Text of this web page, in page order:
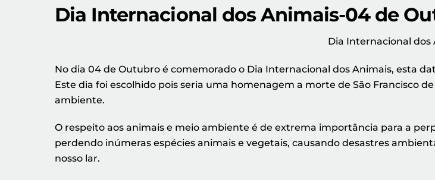
Dia Internacional dos Animais-04 de
Dia Internacional dos
No dia 04 de Outubro é comemorado o Dia Internacional dos Animais, esta
Este dia foi escolhido pois seria uma homenagem a morte de São Francisco
ambiente.
O respeito aos animais e meio ambiente é de extrema importância para a
perdendo inúmeras espécies animais e vegetais, causando desastres
nosso lar.